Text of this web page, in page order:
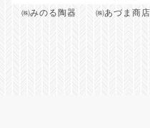
㈱みのる陶器 ㈱あづま商店